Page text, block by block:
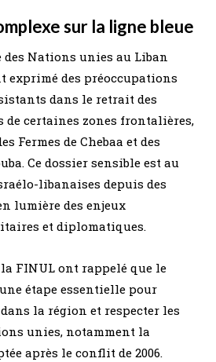
sur la ligne bleue
Nations unies au Liban
exprimé des préoccupations
dans le retrait des
de certaines zones frontalières,
Fermes de Chebaa et des
Ce dossier sensible est au
libanaises depuis des
lumière des enjeux
et diplomatiques.
la FINUL ont rappelé que le
étape essentielle pour
la région et respecter les
unies, notamment la
après le conflit de 2006.